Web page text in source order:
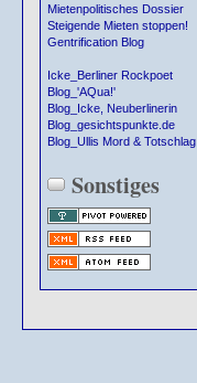
Mietenpolitisches Dossier
Steigende Mieten stoppen!
Gentrification Blog
Icke_Berliner Rockpoet
Blog_'AQua!'
Blog_Icke, Neuberlinerin
Blog_gesichtspunkte.de
Blog_Ullis Mord & Totschlag
Sonstiges